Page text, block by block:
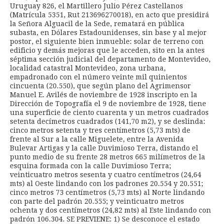
Uruguay 826, el Martillero Julio Pérez Castellanos
(Matrícula 5351, Rut 213696270018), en acto que presidirá
la Señora Alguacil de la Sede, rematará en pública
subasta, en Dólares Estadounidenses, sin base y al mejor
postor, el siguiente bien inmueble: solar de terreno con
edificio y demás mejoras que le acceden, sito en la antes
séptima sección judicial del departamento de Montevideo,
localidad catastral Montevideo, zona urbana,
empadronado con el número veinte mil quinientos
cincuenta (20.550), que según plano del Agrimensor
Manuel E. Avilés de noviembre de 1928 inscripto en la
Dirección de Topografía el 9 de noviembre de 1928, tiene
una superficie de ciento cuarenta y un metros cuadrados
setenta decímetros cuadrados (141,70 m2), y se deslinda:
cinco metros setenta y tres centímetros (5,73 mts) de
frente al Sur a la calle Miguelete, entre la Avenida
Bulevar Artigas y la calle Duvimioso Terra, distando el
punto medio de su frente 28 metros 665 milímetros de la
esquina formada con la calle Duvimioso Terra;
veinticuatro metros sesenta y cuatro centímetros (24,64
mts) al Oeste lindando con los padrones 20.554 y 20.551;
cinco metros 73 centímetros (5,73 mts) al Norte lindando
con parte del padrón 20.555; y veinticuatro metros
ochenta y dos centímetros (24,82 mts) al Este lindando con
padrón 106.304. SE PREVIENE: 1) Se desconoce el estado